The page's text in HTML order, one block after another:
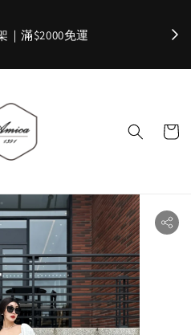
，立即折 $100 ✨